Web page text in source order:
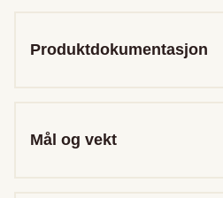
Produktdokumentasjon
Mål og vekt